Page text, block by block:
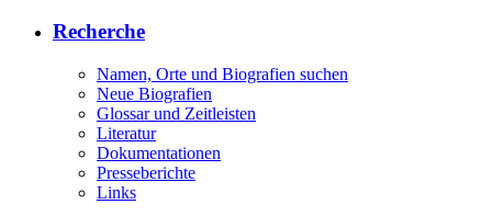
Recherche
Namen, Orte und Biografien suchen
Neue Biografien
Glossar und Zeitleisten
Literatur
Dokumentationen
Presseberichte
Links